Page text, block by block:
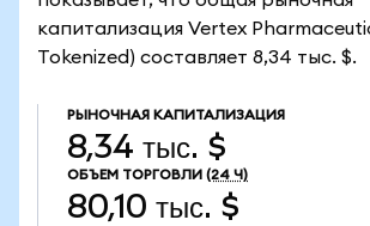
капитализация Vertex
Tokenized) составляет 8,34 тыс. $.
РЫНОЧНАЯ КАПИТАЛИЗАЦИЯ
8,34 тыс. $
ОБЪЕМ ТОРГОВЛИ (24 Ч)
80,10 тыс. $